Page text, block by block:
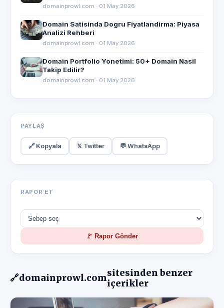
domainprowl.com · 01 May 2026
Domain Satisinda Dogru Fiyatlandirma: Piyasa
Analizi Rehberi
domainprowl.com · 01 May 2026
Domain Portfolio Yonetimi: 50+ Domain Nasil
Takip Edilir?
domainprowl.com · 01 May 2026
PAYLAŞ
🔗 Kopyala 𝕏 Twitter 💬 WhatsApp
RAPOR ET
🚩 Rapor Gönder
🔗domainprowl.comsitesinden benzer
içerikler